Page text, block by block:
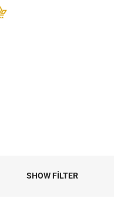
SHOW FILTER